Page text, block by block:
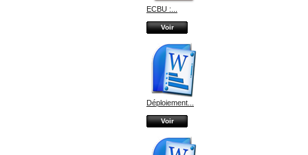
ECBU :...
Voir
Déploiement...
Voir